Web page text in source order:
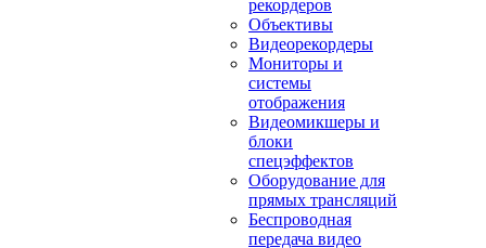
рекордеров
Объективы
Видеорекордеры
Мониторы и
системы
отображения
Видеомикшеры и
блоки
спецэффектов
Оборудование для
прямых трансляций
Беспроводная
передача видео